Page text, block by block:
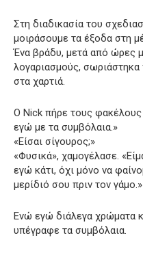
Στη διαδικασία του
μοιράσουμε τα έξοδα στη
Ένα βράδυ, μετά από ώρες
λογαριασμούς,
στα χαρτιά.
Ο Nick πήρε τους
εγώ με τα συμβόλαια.»
«Είσαι σίγουρος;»
«Φυσικά», χαμογέλασε.
εγώ κάτι, όχι μόνο να
μερίδιό σου πριν τον γάμο.»
Ενώ εγώ διάλεγα χρώματα
υπέγραφε τα συμβόλαια.